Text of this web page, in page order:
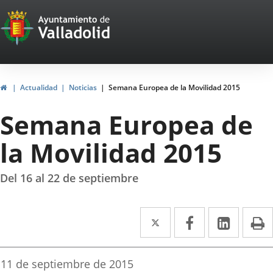
Portal
Web
del
Ayuntamiento
de
Valladolid
InicioActualidad Noticias Semana Europea de la Movilidad 2015
Semana Europea de
la Movilidad 2015
Del 16 al 22 de septiembre
Twitter
Enlace
a
Facebook
Enlace
a
Enlace
a
Fecha
11 de septiembre de 2015